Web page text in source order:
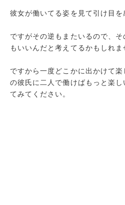
彼女が働いてる姿を見て引け目を
ですがその逆もまたいるので、
もいいんだと考えてるかもしれま
ですから一度どこかに出かけて
の彼氏に二人で働けばもっと楽し
てみてください。